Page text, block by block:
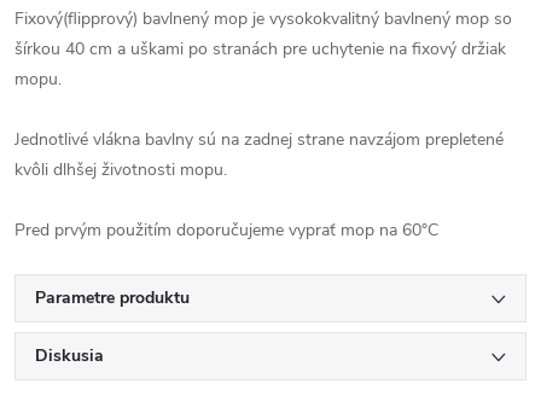
Fixový(flipprový) bavlnený mop je vysokokvalitný bavlnený mop so
šírkou 40 cm a uškami po stranách pre uchytenie na fixový držiak
mopu.
Jednotlivé vlákna bavlny sú na zadnej strane navzájom prepletené
kvôli dlhšej životnosti mopu.
Pred prvým použitím doporučujeme vyprať mop na 60°C
Parametre produktu
Diskusia